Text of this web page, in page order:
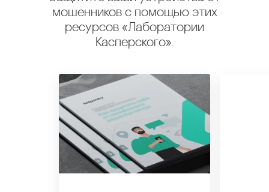
мошенников с помощью этих
ресурсов «Лаборатории
Касперского».